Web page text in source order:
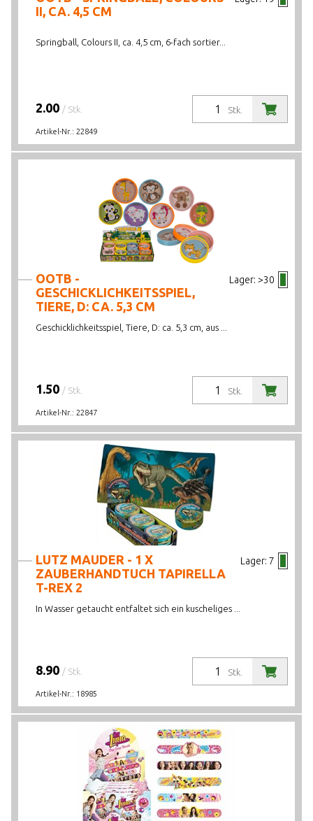
II, CA. 4,5 CM
Springball, Colours II, ca. 4,5 cm, 6-fach sortier...
Stk.
2.00 / Stk.
Artikel-Nr.: 22849
Lager: >30
OOTB -
GESCHICKLICHKEITSSPIEL,
TIERE, D: CA. 5,3 CM
Geschicklichkeitsspiel, Tiere, D: ca. 5,3 cm, aus ...
Stk.
1.50 / Stk.
Artikel-Nr.: 22847
Lager: 7
LUTZ MAUDER - 1 X
ZAUBERHANDTUCH TAPIRELLA
T-REX 2
In Wasser getaucht entfaltet sich ein kuscheliges ...
Stk.
8.90 / Stk.
Artikel-Nr.: 18985